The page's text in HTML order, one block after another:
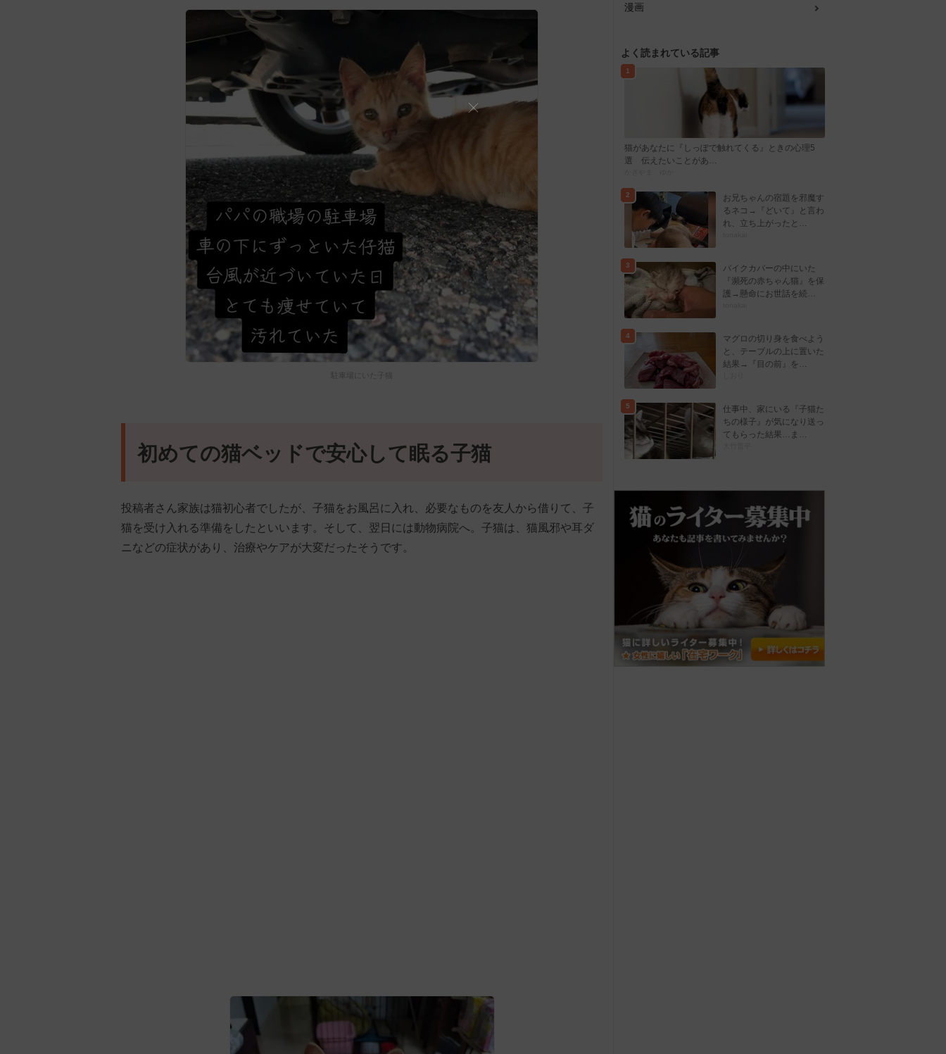
初めての猫ベッドで安心して眠る子猫
投稿者さん家族は猫初心者でしたが、子猫をお風呂に入れ、必要なものを友人から借りて、子
猫を受け入れる準備をしたといいます。そして、翌日には動物病院へ。子猫は、猫風邪や耳ダ
ニなどの症状があり、治療やケアが大変だったそうです。
漫画
よく読まれている記事
1
猫があなたに『しっぽで触れてくる』ときの心理5
選 伝えたいことがあ…
2
お兄ちゃんの宿題を邪魔す
るネコ→『どいて』と言わ
れ、立ち上がったと…
3
バイクカバーの中にいた
『瀕死の赤ちゃん猫』を保
護→懸命にお世話を続…
4
マグロの切り身を食べよう
と、テーブルの上に置いた
結果→『目の前』を…
5
仕事中、家にいる『子猫た
ちの様子』が気になり送っ
てもらった結果…ま…